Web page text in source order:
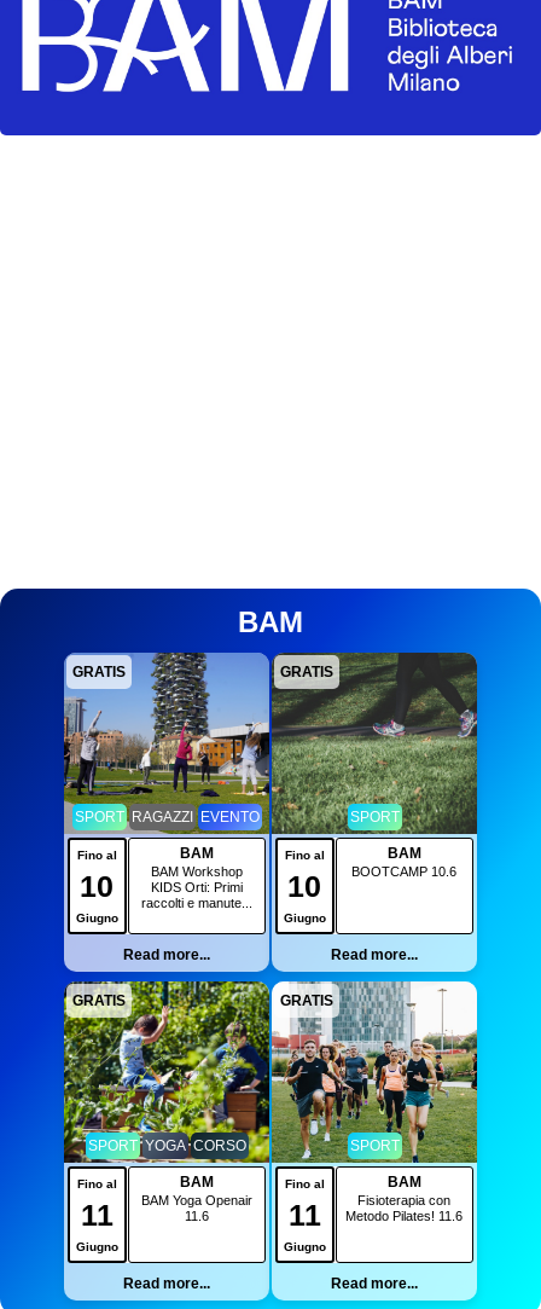
BAM
GRATIS
SPORT RAGAZZI EVENTO
Fino al
10
Giugno
BAM
BAM Workshop
KIDS Orti: Primi
raccolti e manute...
Read more...
GRATIS
SPORT
Fino al
10
Giugno
BAM
BOOTCAMP 10.6
Read more...
GRATIS
SPORT YOGA CORSO
Fino al
11
Giugno
BAM
BAM Yoga Openair
11.6
Read more...
GRATIS
SPORT
Fino al
11
Giugno
BAM
Fisioterapia con
Metodo Pilates! 11.6
Read more...